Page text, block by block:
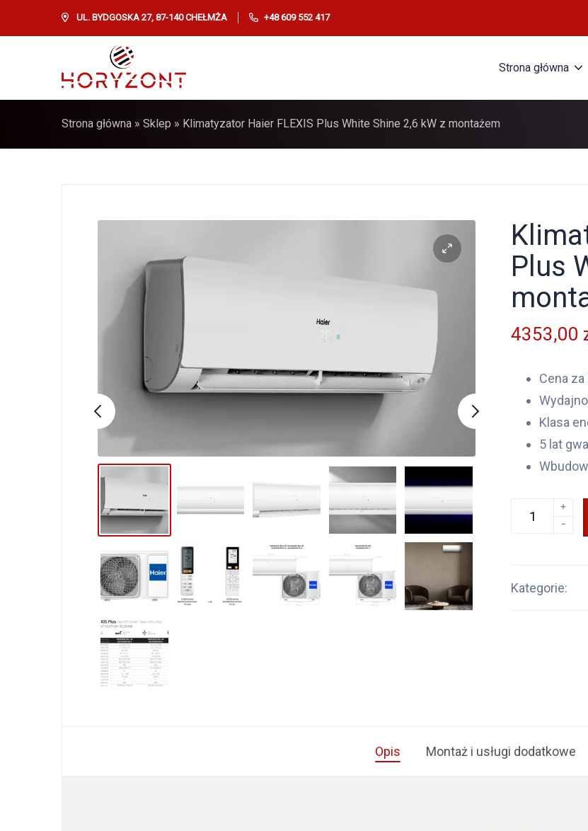
UL. BYDGOSKA 27, 87-140 CHEŁMŻA +48 609 552 417
Strona główna
Strona główna » Sklep » Klimatyzator Haier FLEXIS Plus White Shine 2,6 kW z montażem
Plus
4353,00
Cena
Klasa
5 lat
-
+
Kategorie:
Opis Montaż i usługi dodatkowe